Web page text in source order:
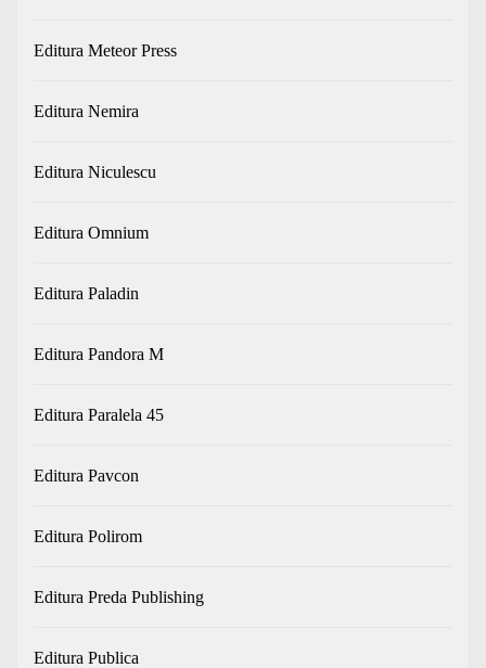
Editura Meteor Press
Editura Nemira
Editura Niculescu
Editura Omnium
Editura Paladin
Editura Pandora M
Editura Paralela 45
Editura Pavcon
Editura Polirom
Editura Preda Publishing
Editura Publica